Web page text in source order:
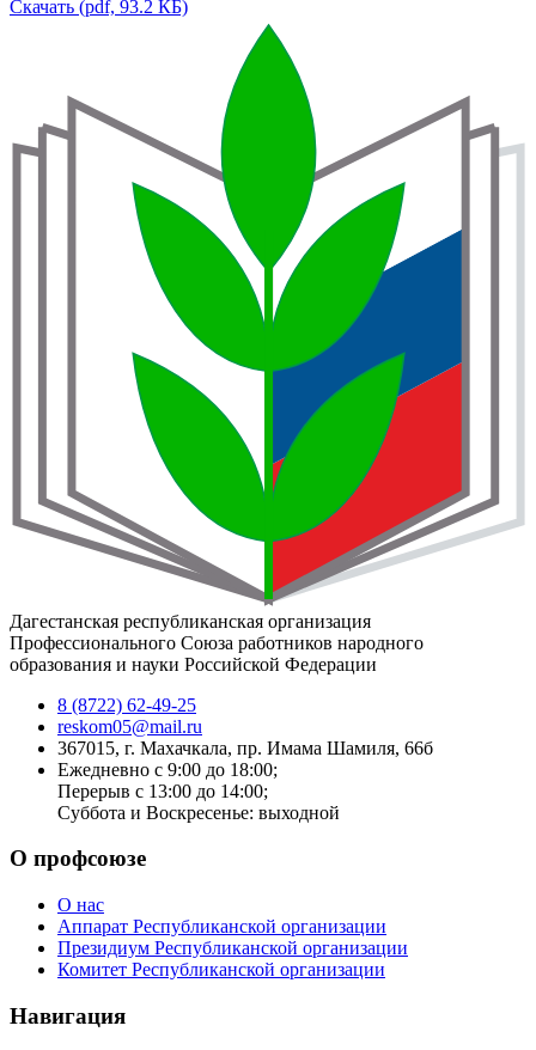
Скачать (pdf, 93.2 КБ)
Дагестанская республиканская организация
Профессионального Союза работников народного
образования и науки Российской Федерации
8 (8722) 62-49-25
reskom05@mail.ru
367015, г. Махачкала, пр. Имама Шамиля, 66б
Ежедневно с 9:00 до 18:00;
Перерыв с 13:00 до 14:00;
Суббота и Воскресенье: выходной
О профсоюзе
О нас
Аппарат Республиканской организации
Президиум Республиканской организации
Комитет Республиканской организации
Навигация